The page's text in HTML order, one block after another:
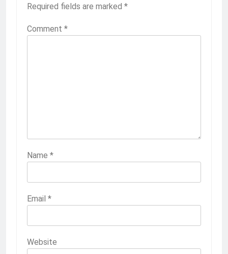
Required fields are marked *
Comment *
Name *
Email *
Website